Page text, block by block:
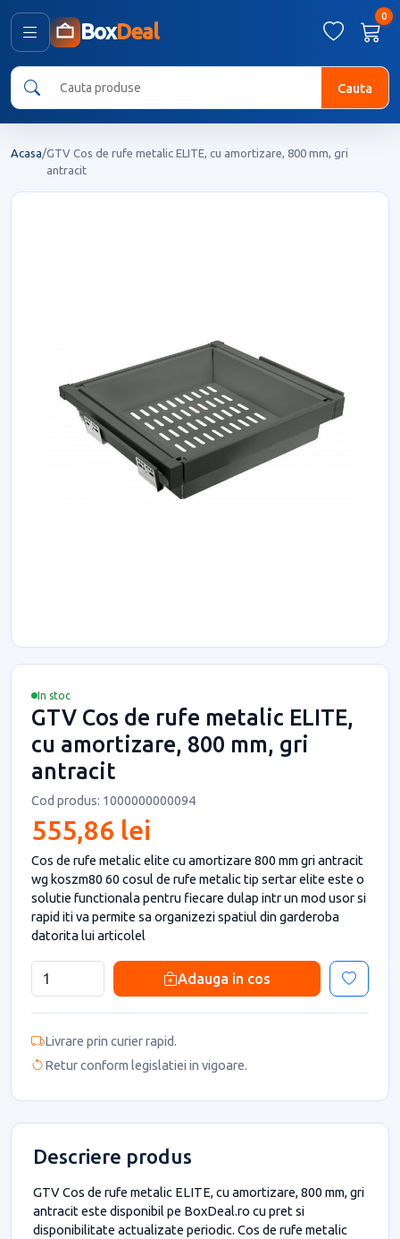
BoxDeal
0
Cauta
Acasa/GTV Cos de rufe metalic ELITE, cu amortizare, 800 mm, gri
antracit
In stoc
GTV Cos de rufe metalic ELITE,
cu amortizare, 800 mm, gri
antracit
Cod produs: 1000000000094
555,86 lei
Cos de rufe metalic elite cu amortizare 800 mm gri antracit
wg koszm80 60 cosul de rufe metalic tip sertar elite este o
solutie functionala pentru fiecare dulap intr un mod usor si
rapid iti va permite sa organizezi spatiul din garderoba
datorita lui articolel
Adauga in cos
Livrare prin curier rapid.
Retur conform legislatiei in vigoare.
Descriere produs
GTV Cos de rufe metalic ELITE, cu amortizare, 800 mm, gri
antracit este disponibil pe BoxDeal.ro cu pret si
disponibilitate actualizate periodic. Cos de rufe metalic